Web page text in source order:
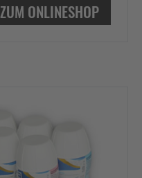
ZUM ONLINESHOP